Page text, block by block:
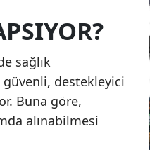
sağlık
güvenli, destekleyici
Buna göre,
alınabilmesi